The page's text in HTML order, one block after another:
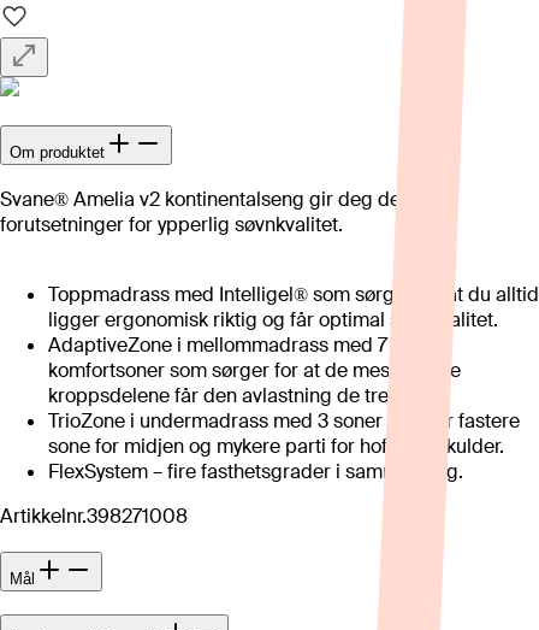
Om produktet
Svane® Amelia v2 kontinentalseng gir deg de beste
forutsetninger for ypperlig søvnkvalitet.
Toppmadrass med Intelligel® som sørger for at du alltid
ligger ergonomisk riktig og får optimal søvnkvalitet.
AdaptiveZone i mellommadrass med 7 ulike
komfortsoner som sørger for at de mest utsatte
kroppsdelene får den avlastning de trenger.
TrioZone i undermadrass med 3 soner som gir fastere
sone for midjen og mykere parti for hofte og skulder.
FlexSystem – fire fasthetsgrader i samme seng.
Artikkelnr.398271008
Mål